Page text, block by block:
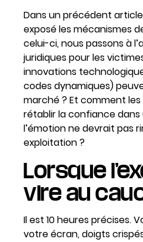
Dans un précédent article
exposé les mécanismes
celui-ci, nous passons à
juridiques pour les
innovations
codes dynamiques)
marché ? Et comment
rétablir la confiance
l’émotion ne devrait pas
exploitation ?
Lorsque
vire au
Il est 10 heures précises.
votre écran, doigts